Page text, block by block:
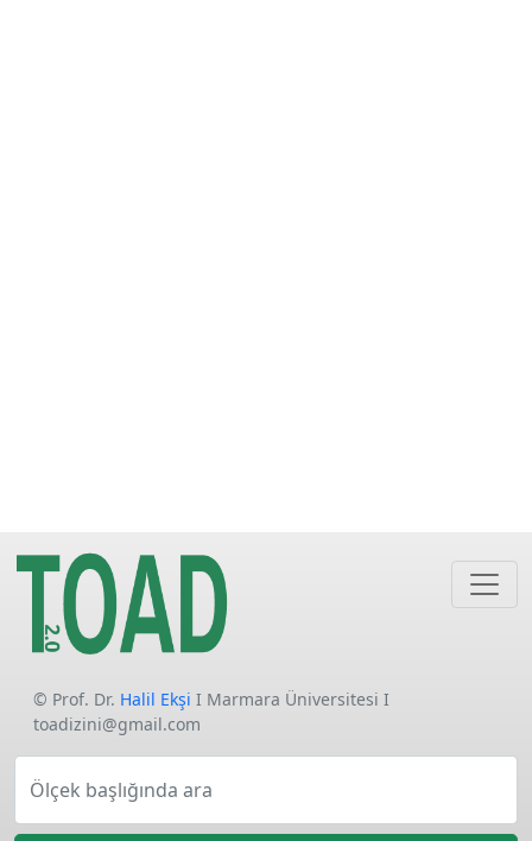
© Prof. Dr. Halil Ekşi I Marmara Üniversitesi I
toadizini@gmail.com
Ölçek başlığında ara